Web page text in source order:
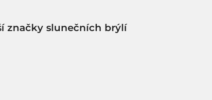
značky slunečních brýlí